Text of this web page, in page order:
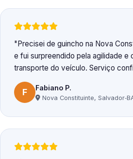
Precisei de guincho na Nova
e fui surpreendido pela agilidade e
transporte do veículo. Serviço
F Fabiano P.
Nova Constituinte,